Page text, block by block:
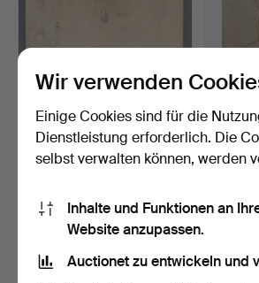
ESCUELA CATALANA. Der
Pavillon. Bleistift …
Beendet 11. Jun 2026
Beendet
Wir verwenden
Einige Cookies sind für die
Dienstleistung erforderlich. Die
selbst verwalten können, werden
Inhalte und Funktionen an
Website anzupassen.
Auctionet zu entwickeln und